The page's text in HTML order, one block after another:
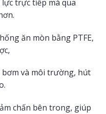
trực tiếp mà qua
ăn mòn bằng PTFE,
và môi trường, hút
chấn bên trong, giúp